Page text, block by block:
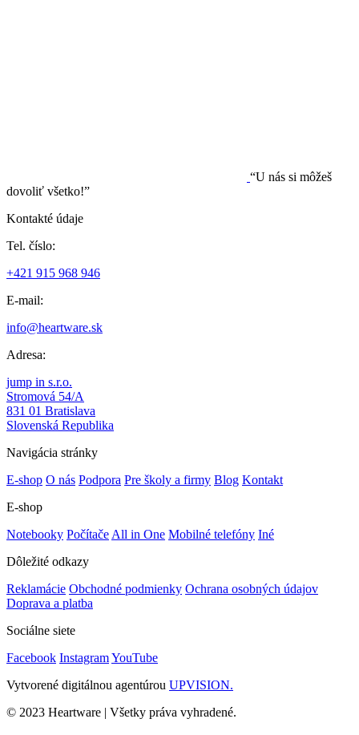
“U nás si môžeš
dovoliť všetko!”
Kontakté údaje
Tel. číslo:
+421 915 968 946
E-mail:
info@heartware.sk
Adresa:
jump in s.r.o.
Stromová 54/A
831 01 Bratislava
Slovenská Republika
Navigácia stránky
E-shop O nás Podpora Pre školy a firmy Blog Kontakt
E-shop
Notebooky Počítače All in One Mobilné telefóny Iné
Dôležité odkazy
Reklamácie Obchodné podmienky Ochrana osobných údajov
Doprava a platba
Sociálne siete
Facebook InstagramYouTube
Vytvorené digitálnou agentúrou UPVISION.
© 2023 Heartware | Všetky práva vyhradené.